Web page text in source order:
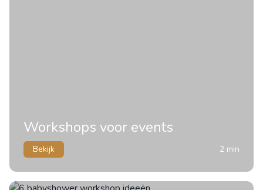
Workshops voor events
Bekijk 2 min